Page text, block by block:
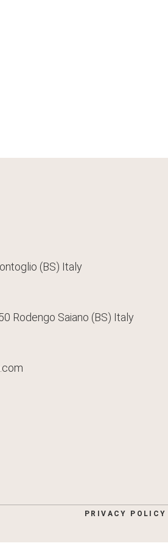
(BS) Italy
Rodengo Saiano (BS) Italy
PRIVACY POLICY